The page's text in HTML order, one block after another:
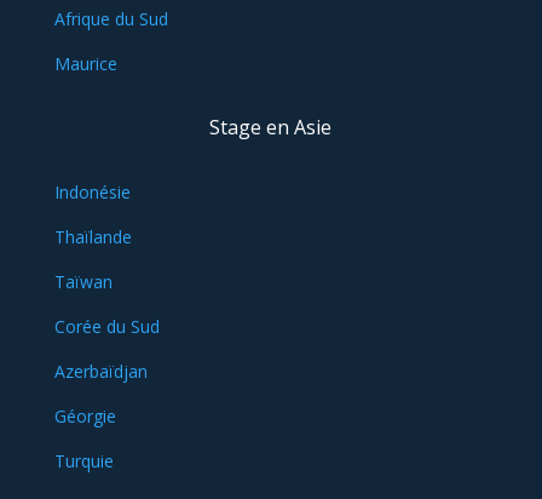
Afrique du Sud
Maurice
Stage en Asie
Indonésie
Thaïlande
Taïwan
Corée du Sud
Azerbaïdjan
Géorgie
Turquie